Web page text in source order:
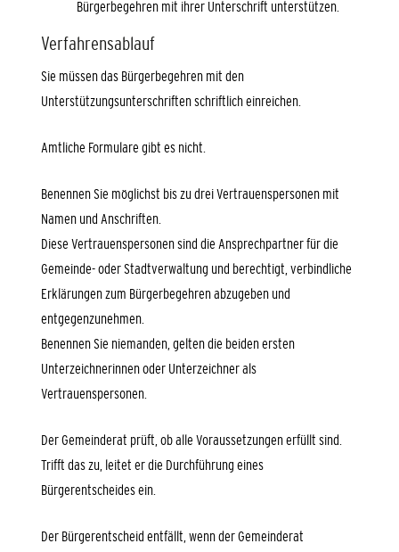
Bürgerbegehren mit ihrer Unterschrift unterstützen.
Verfahrensablauf
Sie müssen das Bürgerbegehren mit den
Unterstützungsunterschriften schriftlich einreichen.
Amtliche Formulare gibt es nicht.
Benennen Sie möglichst bis zu drei Vertrauenspersonen mit
Namen und Anschriften.
Diese Vertrauenspersonensind die Ansprechpartner für die
Gemeinde- oder Stadtverwaltung und berechtigt, verbindliche
Erklärungen zum Bürgerbegehren abzugeben und
entgegenzunehmen.
Benennen Sie niemanden, gelten die beiden ersten
Unterzeichnerinnen oder Unterzeichner als
Vertrauenspersonen.
Der Gemeinderat prüft, ob alle Voraussetzungen erfüllt sind.
Trifft das zu, leitet er die Durchführung eines
Bürgerentscheides ein.
Der Bürgerentscheid entfällt, wenn der Gemeinderat